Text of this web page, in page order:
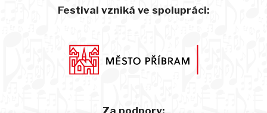
Festival vzniká ve spolupráci:
Za podpory: